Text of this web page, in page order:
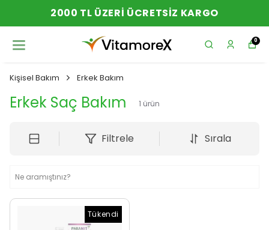
2000 TL ÜZERI ÜCRETSIZ KARGO
0
Kişisel Bakım Erkek Bakım
Erkek Saç Bakım 1 ürün
Filtrele Sırala
Tükendi